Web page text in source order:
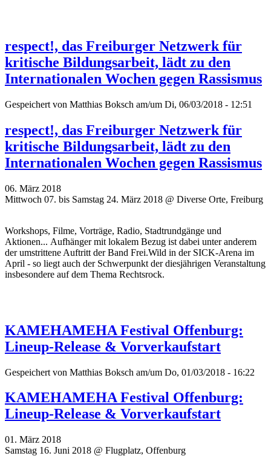
respect!, das Freiburger Netzwerk für
kritische Bildungsarbeit, lädt zu den
Internationalen Wochen gegen Rassismus
Gespeichert von Matthias Boksch am/um Di, 06/03/2018 - 12:51
respect!, das Freiburger Netzwerk für
kritische Bildungsarbeit, lädt zu den
Internationalen Wochen gegen Rassismus
06. März 2018
Mittwoch 07. bis Samstag 24. März 2018 @ Diverse Orte, Freiburg
Workshops, Filme, Vorträge, Radio, Stadtrundgänge und
Aktionen... Aufhänger mit lokalem Bezug ist dabei unter anderem
der umstrittene Auftritt der Band Frei.Wild in der SICK-Arena im
April - so liegt auch der Schwerpunkt der diesjährigen Veranstaltung
insbesondere auf dem Thema Rechtsrock.
KAMEHAMEHA Festival Offenburg:
Lineup-Release & Vorverkaufstart
Gespeichert von Matthias Boksch am/um Do, 01/03/2018 - 16:22
KAMEHAMEHA Festival Offenburg:
Lineup-Release & Vorverkaufstart
01. März 2018
Samstag 16. Juni 2018 @ Flugplatz, Offenburg